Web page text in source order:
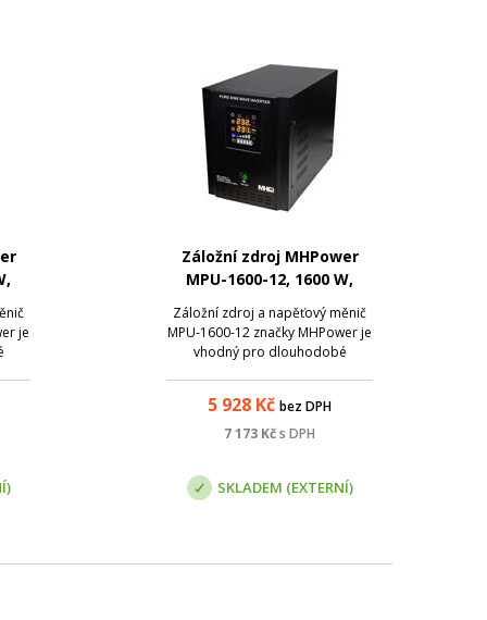
je
Záložní zdroj MHPower
MPU-1600-12, 1600 W,
čistý sinus
Záložní zdroj a napěťový měnič
MPU-1600-12 značky MHPower je
vhodný pro dlouhodobé
použití a robustní celokovové
provedení . Přístroj má
5 928 Kč bez DPH
7 173 Kčs DPH
SKLADEM (EXTERNÍ)